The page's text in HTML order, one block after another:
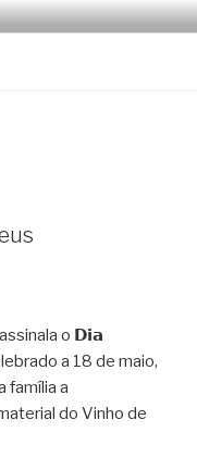
o 𝗗𝗶𝗮
a 18 de maio,
família a
do Vinho de